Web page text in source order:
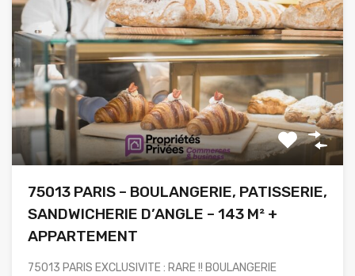
75013 PARIS – BOULANGERIE, PATISSERIE,
SANDWICHERIE D’ANGLE – 143 M² +
APPARTEMENT
75013 PARIS EXCLUSIVITE : RARE !! BOULANGERIE